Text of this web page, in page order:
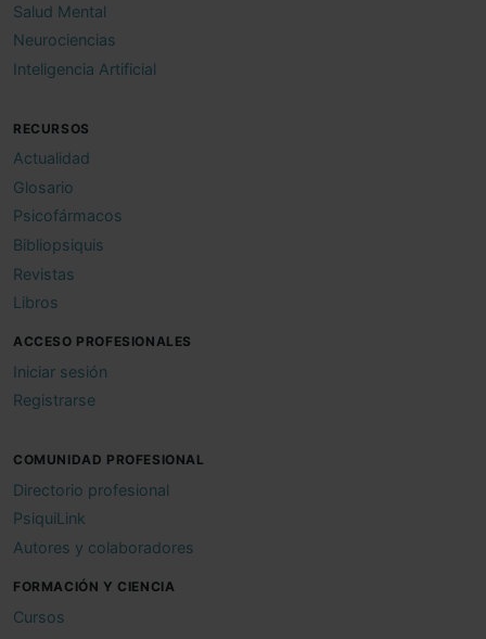
Salud Mental
Neurociencias
Inteligencia Artificial
RECURSOS
Actualidad
Glosario
Psicofármacos
Bibliopsiquis
Revistas
Libros
ACCESO PROFESIONALES
Iniciar sesión
Registrarse
COMUNIDAD PROFESIONAL
Directorio profesional
PsiquiLink
Autores y colaboradores
FORMACIÓN Y CIENCIA
Cursos